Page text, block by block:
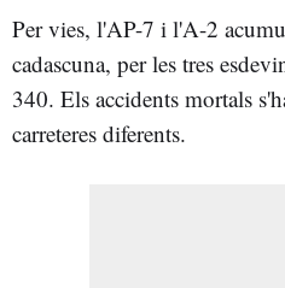
Per vies, l'AP-7 i l'A-2
cadascuna, per les tres
340. Els accidents mortals
carreteres diferents.